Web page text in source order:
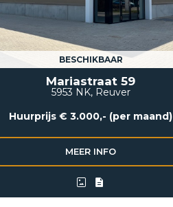
BESCHIKBAAR
Mariastraat 59
5953 NK, Reuver
Huurprijs € 3.000,- (per maand)